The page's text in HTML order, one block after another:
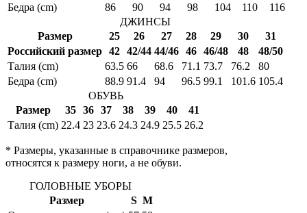
Бедра (cm)
86 90 94 98 104 110
116
ДЖИНСЫ
Размер
25 26 27 28 29 30
31
Российский размер 42 42/44 44/46 46 46/48 48
48/50
Талия (cm)
63.5 66 68.6 71.1 73.7 76.2
80
Бедра (cm)
88.9 91.4 94 96.5 99.1 101.6 105.4
ОБУВЬ
Размер
35 36 37 38 39 40
41
Талия (cm) 22.4 23 23.6 24.3 24.9 25.5 26.2
* Размеры, указанные в справочнике размеров,
относятся к размеру ноги, а не обуви.
ГОЛОВНЫЕ УБОРЫ
Размер
S M